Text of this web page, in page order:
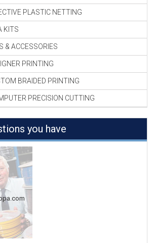
PLASTIC NETTING
KITS
ACCESSORIES
PRINTING
BRAIDED PRINTING
PRECISION CUTTING
you have